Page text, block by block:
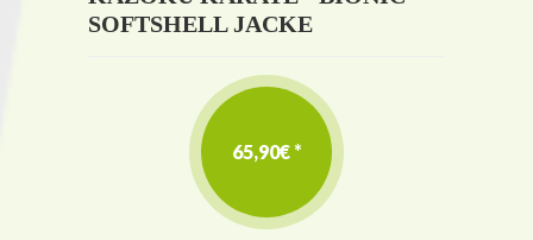
SOFTSHELL JACKE
65,90€ *